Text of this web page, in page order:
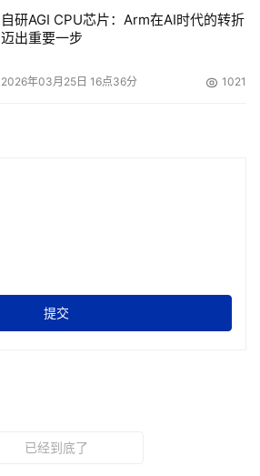
自研AGI CPU芯片：Arm在AI时代的转折
迈出重要一步
2026年03月25日 16点36分 1021
提交
已经到底了